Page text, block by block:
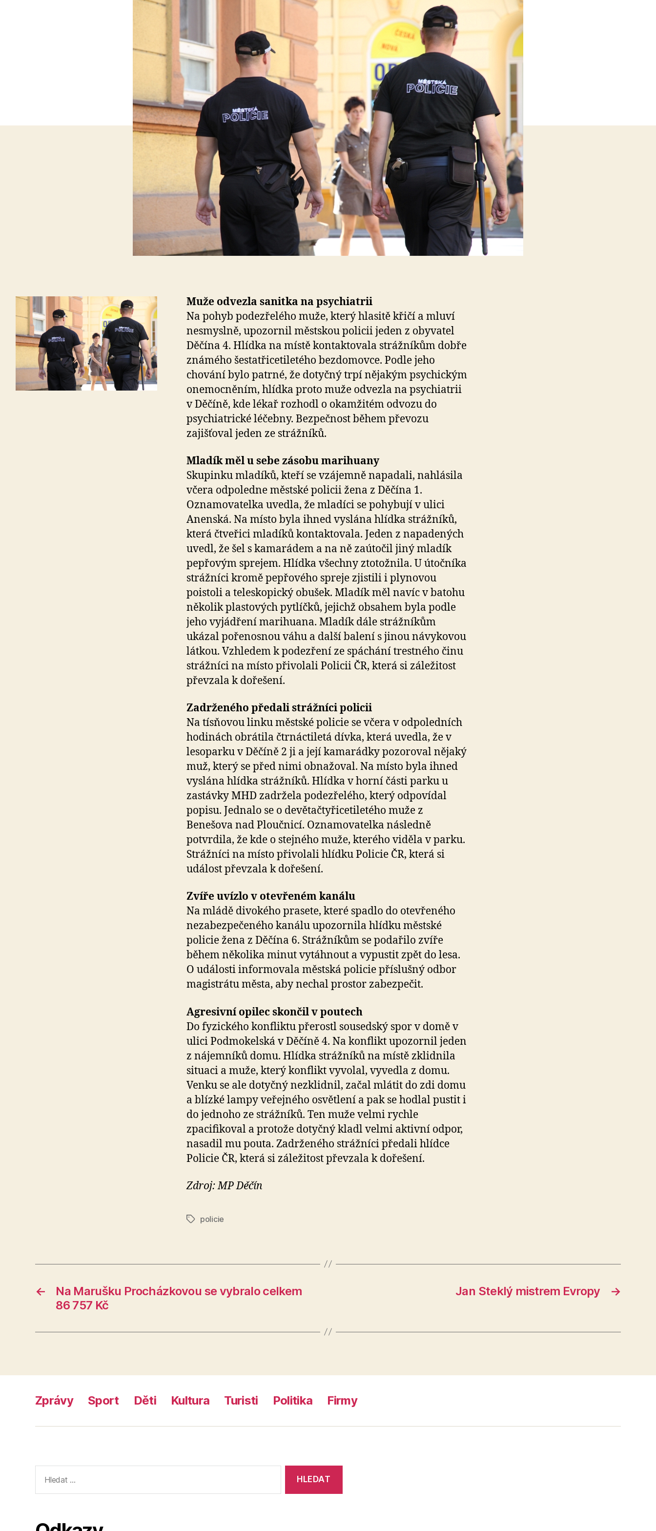
Muže odvezla sanitka na psychiatrii
Na pohyb podezřelého muže, který hlasitě křičí a mluví
nesmyslně, upozornil městskou policii jeden z obyvatel
Děčína 4. Hlídka na místě kontaktovala strážníkům dobře
známého šestatřicetiletého bezdomovce. Podle jeho
chování bylo patrné, že dotyčný trpí nějakým psychickým
onemocněním, hlídka proto muže odvezla na psychiatrii
v Děčíně, kde lékař rozhodl o okamžitém odvozu do
psychiatrické léčebny. Bezpečnost během převozu
zajišťoval jeden ze strážníků.
Mladík měl u sebe zásobu marihuany
Skupinku mladíků, kteří se vzájemně napadali, nahlásila
včera odpoledne městské policii žena z Děčína 1.
Oznamovatelka uvedla, že mladíci se pohybují v ulici
Anenská. Na místo byla ihned vyslána hlídka strážníků,
která čtveřici mladíků kontaktovala. Jeden z napadených
uvedl, že šel s kamarádem a na ně zaútočil jiný mladík
pepřovým sprejem. Hlídka všechny ztotožnila. U útočníka
strážníci kromě pepřového spreje zjistili i plynovou
poistoli a teleskopický obušek. Mladík měl navíc v batohu
několik plastových pytlíčků, jejichž obsahem byla podle
jeho vyjádření marihuana. Mladík dále strážníkům
ukázal pořenosnou váhu a další balení s jinou návykovou
látkou. Vzhledem k podezření ze spáchání trestného činu
strážníci na místo přivolali Policii ČR, která si záležitost
převzala k dořešení.
Zadrženého předali strážníci policii
Na tísňovou linku městské policie se včera v odpoledních
hodinách obrátila čtrnáctiletá dívka, která uvedla, že v
lesoparku v Děčíně 2 ji a její kamarádky pozoroval nějaký
muž, který se před nimi obnažoval. Na místo byla ihned
vyslána hlídka strážníků. Hlídka v horní části parku u
zastávky MHD zadržela podezřelého, který odpovídal
popisu. Jednalo se o devětačtyřicetiletého muže z
Benešova nad Ploučnicí. Oznamovatelka následně
potvrdila, že kde o stejného muže, kterého viděla v parku.
Strážníci na místo přivolali hlídku Policie ČR, která si
událost převzala k dořešení.
Zvíře uvízlo v otevřeném kanálu
Na mládě divokého prasete, které spadlo do otevřeného
nezabezpečeného kanálu upozornila hlídku městské
policie žena z Děčína 6. Strážníkům se podařilo zvíře
během několika minut vytáhnout a vypustit zpět do lesa.
O události informovala městská policie příslušný odbor
magistrátu města, aby nechal prostor zabezpečit.
Agresivní opilec skončil v poutech
Do fyzického konfliktu přerostl sousedský spor v domě v
ulici Podmokelská v Děčíně 4. Na konflikt upozornil jeden
z nájemníků domu. Hlídka strážníků na místě zklidnila
situaci a muže, který konflikt vyvolal, vyvedla z domu.
Venku se ale dotyčný nezklidnil, začal mlátit do zdi domu
a blízké lampy veřejného osvětlení a pak se hodlal pustit i
do jednoho ze strážníků. Ten muže velmi rychle
zpacifikoval a protože dotyčný kladl velmi aktivní odpor,
nasadil mu pouta. Zadrženého strážníci předali hlídce
Policie ČR, která si záležitost převzala k dořešení.
Zdroj: MP Děčín
Štítkypolicie
←
Na Marušku Procházkovou se vybralo celkem
86 757 Kč
→
Jan Steklý mistrem Evropy
Zprávy Sport Děti Kultura Turisti Politika Firmy
vyhledávání: